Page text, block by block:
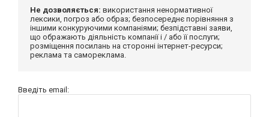
Не дозволяється: використання ненормативної
лексики, погроз або образ; безпосереднє порівняння з
іншими конкуруючими компаніями; безпідставні заяви,
що ображають діяльність компанії і / або її послуги;
розміщення посилань на сторонні інтернет-ресурси;
реклама та самореклама.
Введіть email: